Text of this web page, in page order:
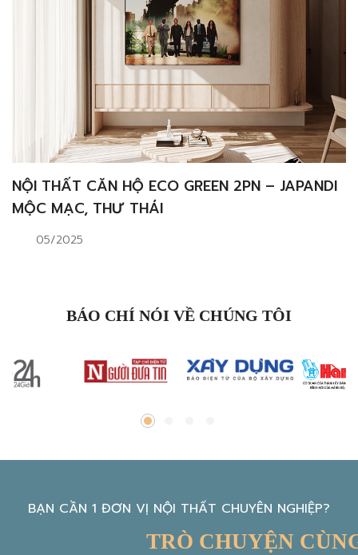
NỘI THẤT CĂN HỘ ECO GREEN 2PN – JAPANDI
MỘC MẠC, THƯ THÁI
05/2025
BÁO CHÍ NÓI VỀ CHÚNG TÔI
BẠN CẦN 1 ĐƠN VỊ NỘI THẤT CHUYÊN NGHIỆP?
TRÒ CHUYỆN CÙNG